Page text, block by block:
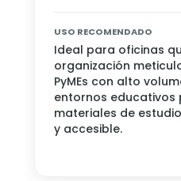
USO RECOMENDADO
Ideal para oficinas
organización
PyMEs con alto
entornos educativos
materiales de
y accesible.